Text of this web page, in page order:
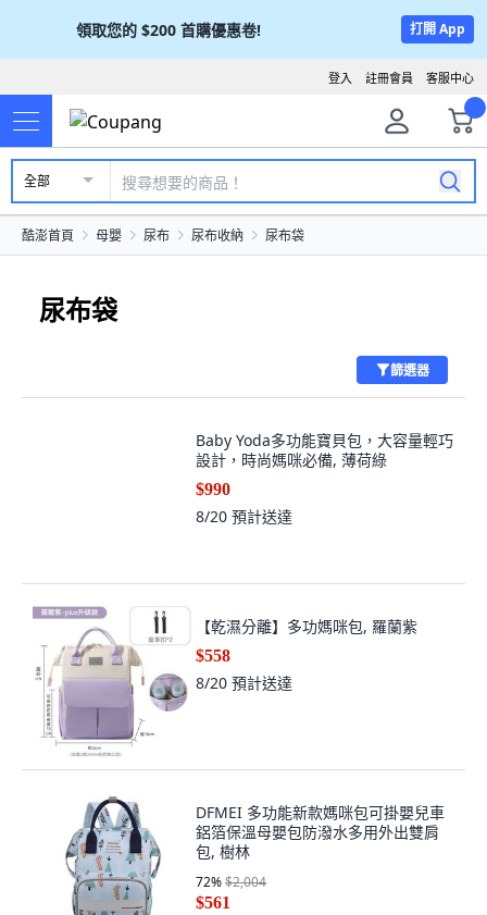
領取您的 $200 首購優惠卷! 打開 App
客服中心
註冊會員
登入
全部
酷澎首頁 母嬰 尿布 尿布收納 尿布袋
尿布袋
篩選器
Baby Yoda多功能寶貝包，大容量輕巧
設計，時尚媽咪必備, 薄荷綠
$990
8/20 預計送達
【乾濕分離】多功媽咪包, 羅蘭紫
8/20預計送達
DFMEI 多功能新款媽咪包可掛嬰兒車
包, 樹林
72% $2,004
$561
8/20預計送達